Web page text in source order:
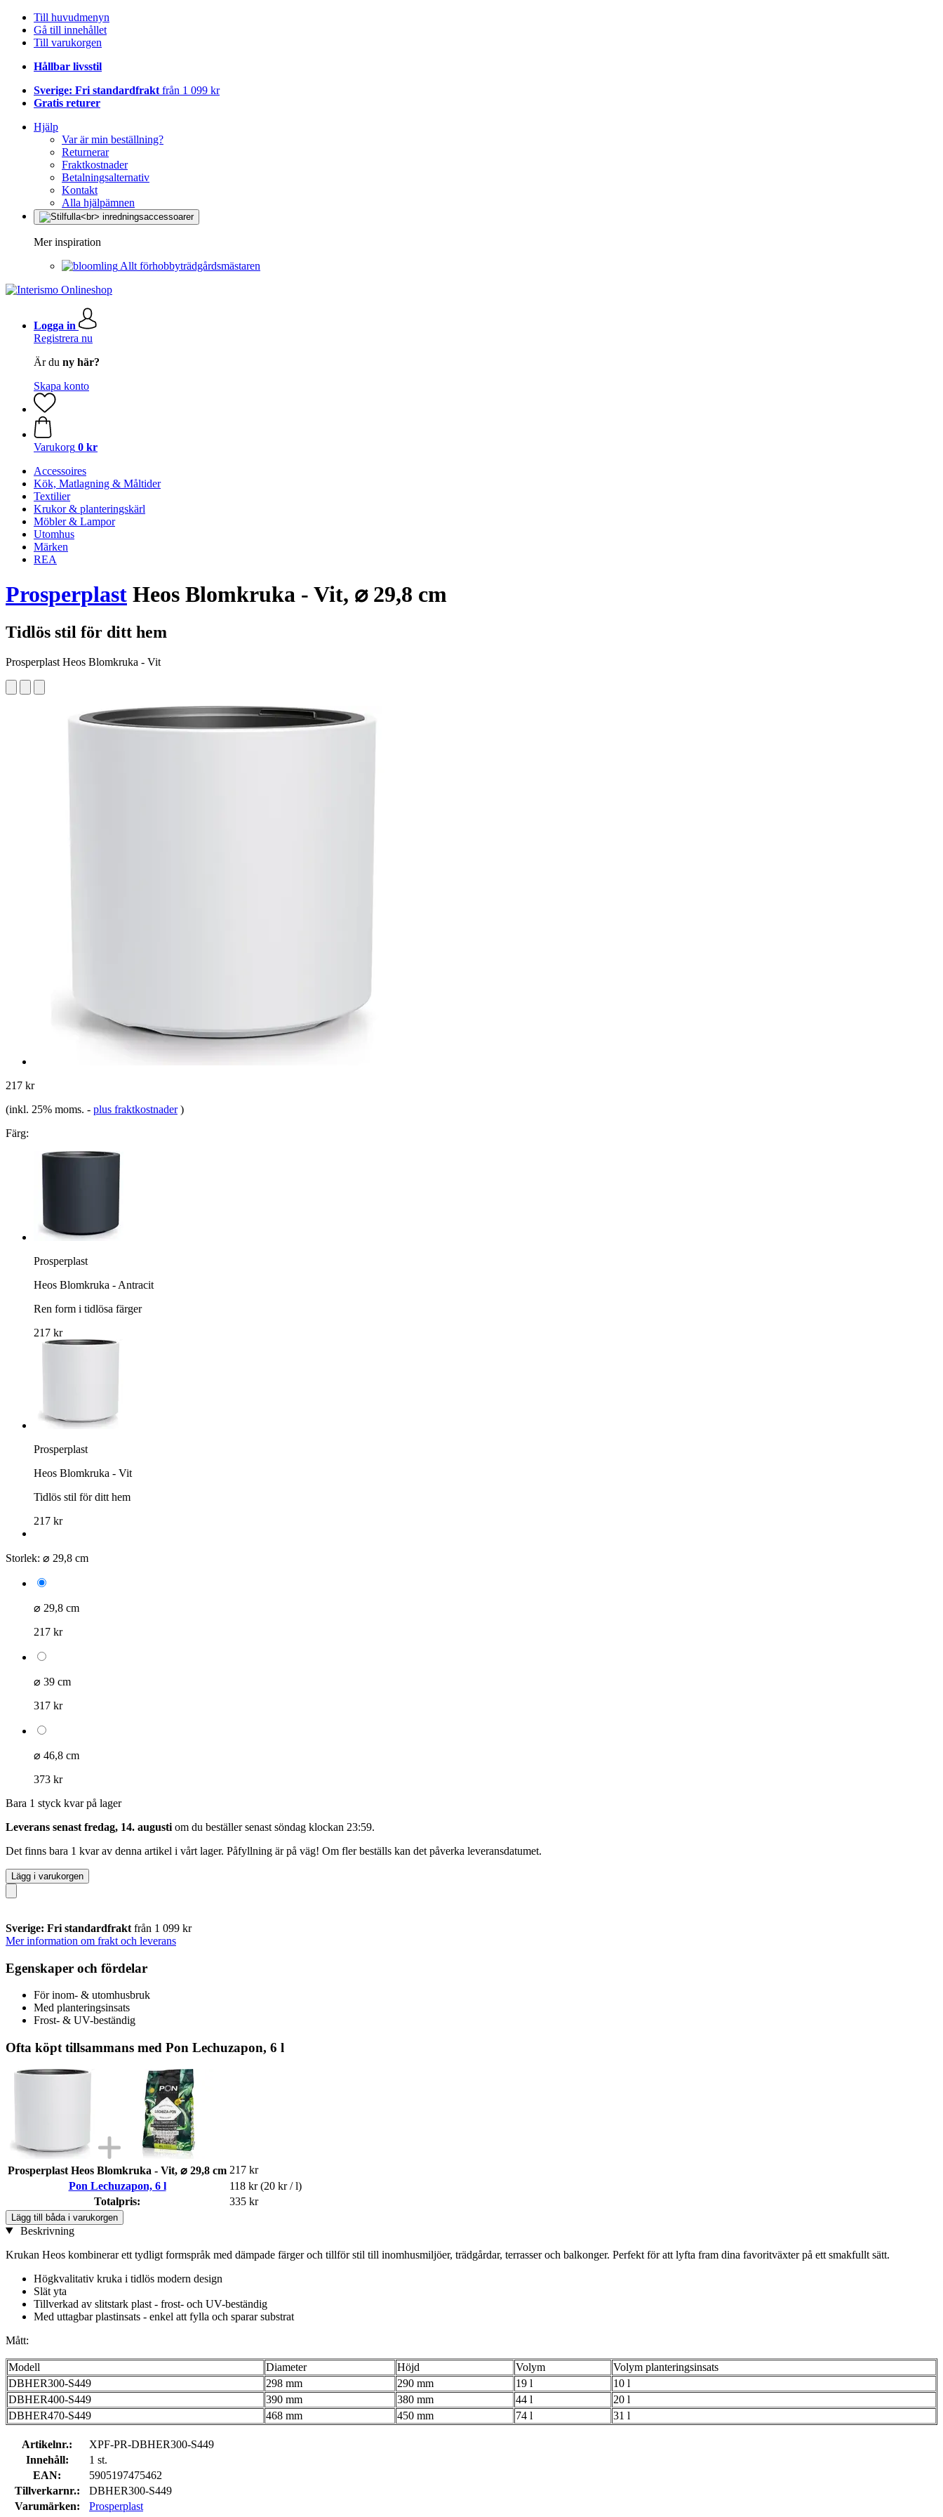
Till huvudmenyn
Gå till innehållet
Till varukorgen
Hållbar livsstil
Sverige: Fri standardfrakt från 1 099 kr
Gratis returer
Hjälp
Var är min beställning?
Returnerar
Fraktkostnader
Betalningsalternativ
Kontakt
Alla hjälpämnen
Mer inspiration
Allt förhobbyträdgårdsmästaren
Logga in
Registrera nu
Är du ny här?
Skapa konto
Varukorg 0 kr
Accessoires
Kök, Matlagning & Måltider
Textilier
Krukor & planteringskärl
Möbler & Lampor
Utomhus
Märken
REA
Prosperplast Heos Blomkruka - Vit, ⌀ 29,8 cm
Tidlös stil för ditt hem
Prosperplast Heos Blomkruka - Vit
217 kr
(inkl. 25% moms. - plus fraktkostnader )
Färg:
Prosperplast
Heos Blomkruka - Antracit
Ren form i tidlösa färger
217 kr
Prosperplast
Heos Blomkruka - Vit
Tidlös stil för ditt hem
217 kr
Storlek: ⌀ 29,8 cm
⌀ 29,8 cm
217 kr
⌀ 39 cm
317 kr
⌀ 46,8 cm
373 kr
Bara 1 styck kvar på lager
Leverans senast fredag, 14. augusti om du beställer senast söndag klockan 23:59.
Det finns bara 1 kvar av denna artikel i vårt lager. Påfyllning är på väg! Om fler beställs kan det påverka leveransdatumet.
Lägg i varukorgen
Sverige: Fri standardfrakt från 1 099 kr
Mer information om frakt och leverans
Egenskaper och fördelar
För inom- & utomhusbruk
Med planteringsinsats
Frost- & UV-beständig
Ofta köpt tillsammans med Pon Lechuzapon, 6 l
Prosperplast Heos Blomkruka - Vit, ⌀ 29,8 cm 217 kr
Pon Lechuzapon, 6 l
118 kr (20 kr / l)
Totalpris:
335 kr
Lägg till båda i varukorgen
Beskrivning
Krukan Heos kombinerar ett tydligt formspråk med dämpade färger och tillför stil till inomhusmiljöer, trädgårdar, terrasser och balkonger. Perfekt för att lyfta fram dina favoritväxter på ett smakfullt sätt.
Högkvalitativ kruka i tidlös modern design
Slät yta
Tillverkad av slitstark plast - frost- och UV-beständig
Med uttagbar plastinsats - enkel att fylla och sparar substrat
Mått:
Modell Diameter Höjd Volym
Volym planteringsinsats
DBHER300-S449
298 mm 290 mm 19 l
10 l
DBHER400-S449
390 mm 380 mm 44 l
20 l
DBHER470-S449
468 mm 450 mm 74 l 31 l
Artikelnr.:
XPF-PR-DBHER300-S449
Innehåll:
1 st.
EAN:
5905197475462
Tillverkarnr.:
DBHER300-S449
Varumärken:
Prosperplast